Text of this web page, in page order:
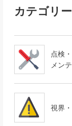
カテゴリー
点検・
メン
視界